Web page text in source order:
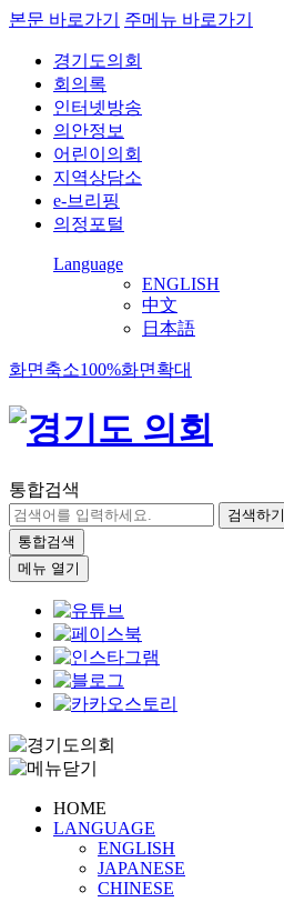
본문 바로가기 주메뉴 바로가기
경기도의회
회의록
인터넷방송
의안정보
어린이의회
지역상담소
e-브리핑
의정포털
Language
ENGLISH
中文
日本語
화면축소100%화면확대
통합검색
검색하기
통합검색
메뉴 열기
HOME
LANGUAGE
ENGLISH
JAPANESE
CHINESE